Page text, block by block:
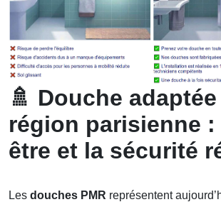
🚿 Douche adaptée
région parisienne :
être et la sécurité
Les douches PMR représentent